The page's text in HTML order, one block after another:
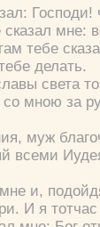
сказал мне:
тебе
делать.
света
мною за
муж
всеми
и,
И я тотчас